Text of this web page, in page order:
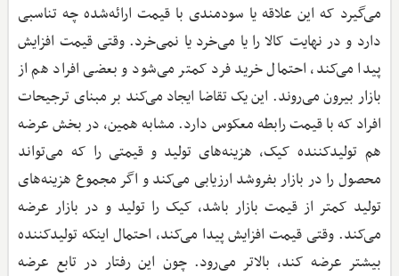
می‌گیرد که این علاقه یا سودمندی با قیمت ارائه‌شده چه تناسبی
دارد و در نهایت کالا را یا می‌خرد یا نمی‌خرد. وقتی قیمت افزایش
پیدا می‌کند، احتمال خرید فرد کمتر می‌شود و بعضی افراد هم از
بازار بیرون می‌روند. این یک تقاضا ایجاد می‌کند بر مبنای ترجیحات
افراد که با قیمت رابطه معکوس دارد. مشابه همین، در بخش عرضه
هم تولیدکننده کیک،‌ هزینه‌های تولید و قیمتی را که می‌تواند
محصول را در بازار بفروشد ارزیابی می‌کند و اگر مجموع هزینه‌های
تولید کمتر از قیمت بازار باشد، کیک را تولید و در بازار عرضه
می‌کند. وقتی قیمت افزایش پیدا می‌کند، احتمال اینکه تولیدکننده
بیشتر عرضه کند، بالاتر می‌رود. چون این رفتار در تابع عرضه